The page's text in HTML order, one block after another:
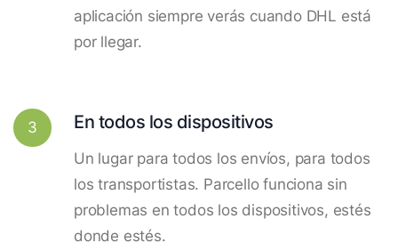
aplicación siempre verás cuando DHL está
por llegar.
3 En todos los dispositivos
Un lugar para todos los envíos, para todos
los transportistas. Parcello funciona sin
problemas en todos los dispositivos, estés
donde estés.